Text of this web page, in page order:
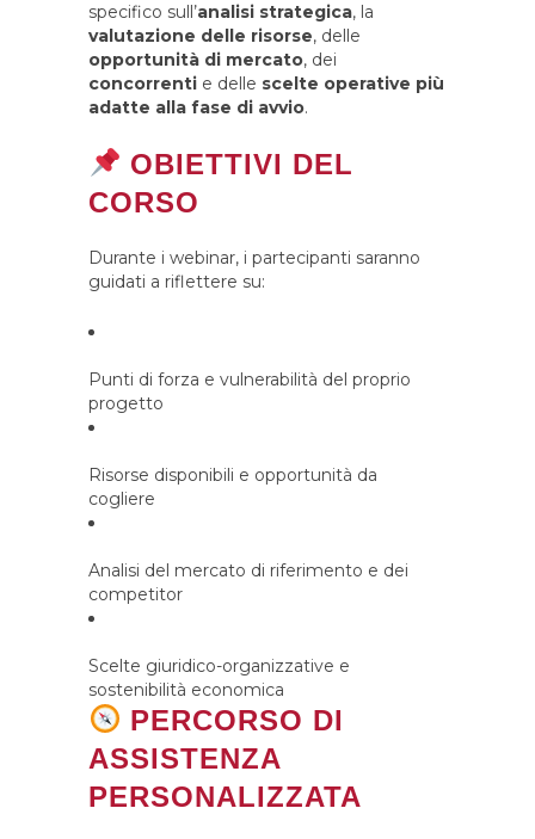
specifico sull’analisi strategica, la
valutazione delle risorse, delle
opportunità di mercato, dei
concorrenti e delle scelte operative più
adatte alla fase di avvio.
OBIETTIVI DEL
CORSO
Durante i webinar, i partecipanti saranno
guidati a riflettere su:
Punti di forza e vulnerabilità del proprio
progetto
Risorse disponibili e opportunità da
cogliere
Analisi del mercato di riferimento e dei
competitor
Scelte giuridico-organizzative e
sostenibilità economica
PERCORSO DI
ASSISTENZA
PERSONALIZZATA